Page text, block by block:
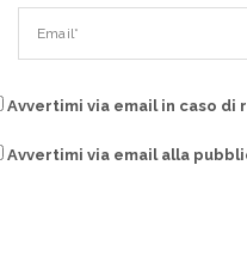
Avvertimi via email in caso di
Avvertimi via email alla